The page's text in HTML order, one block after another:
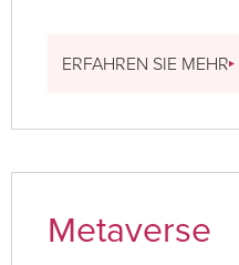
ERFAHREN SIE MEHR
Metaverse